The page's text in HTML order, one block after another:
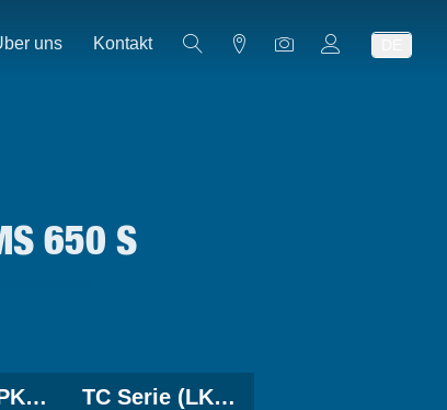
uns Kontakt
650 S
MS-Serie (PKW) TC Serie (LKW)